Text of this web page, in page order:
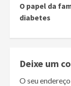
O papel da
diabetes
Deixe um
O seu